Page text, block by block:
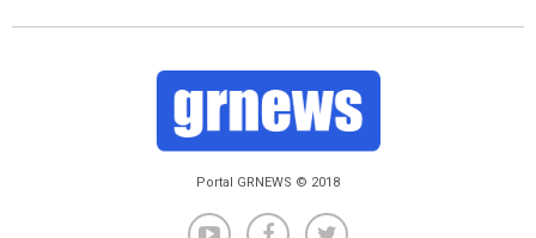
Portal GRNEWS © 2018